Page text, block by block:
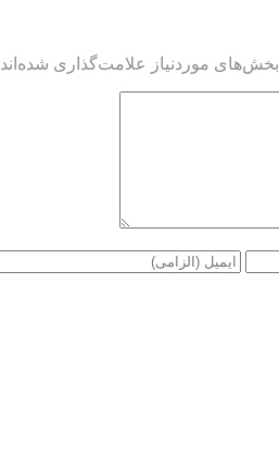
بخش‌های موردنیاز علامت‌گذاری شده‌اند